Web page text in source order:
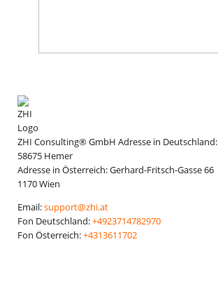
ZHI Consulting® GmbH Adresse in Deutschland:
58675 Hemer
Adresse in Österreich:Gerhard-Fritsch-Gasse 66
1170Wien
Email:support@zhi.at
Fon Deutschland:+4923714782970
Fon Österreich:+4313611702